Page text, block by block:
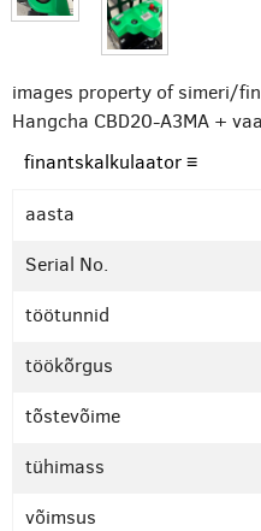
images property of simeri/
Hangcha CBD20-A3MA +
finantskalkulaator ≡
aasta
Serial No.
töötunnid
töökõrgus
tõstevõime
tühimass
võimsus